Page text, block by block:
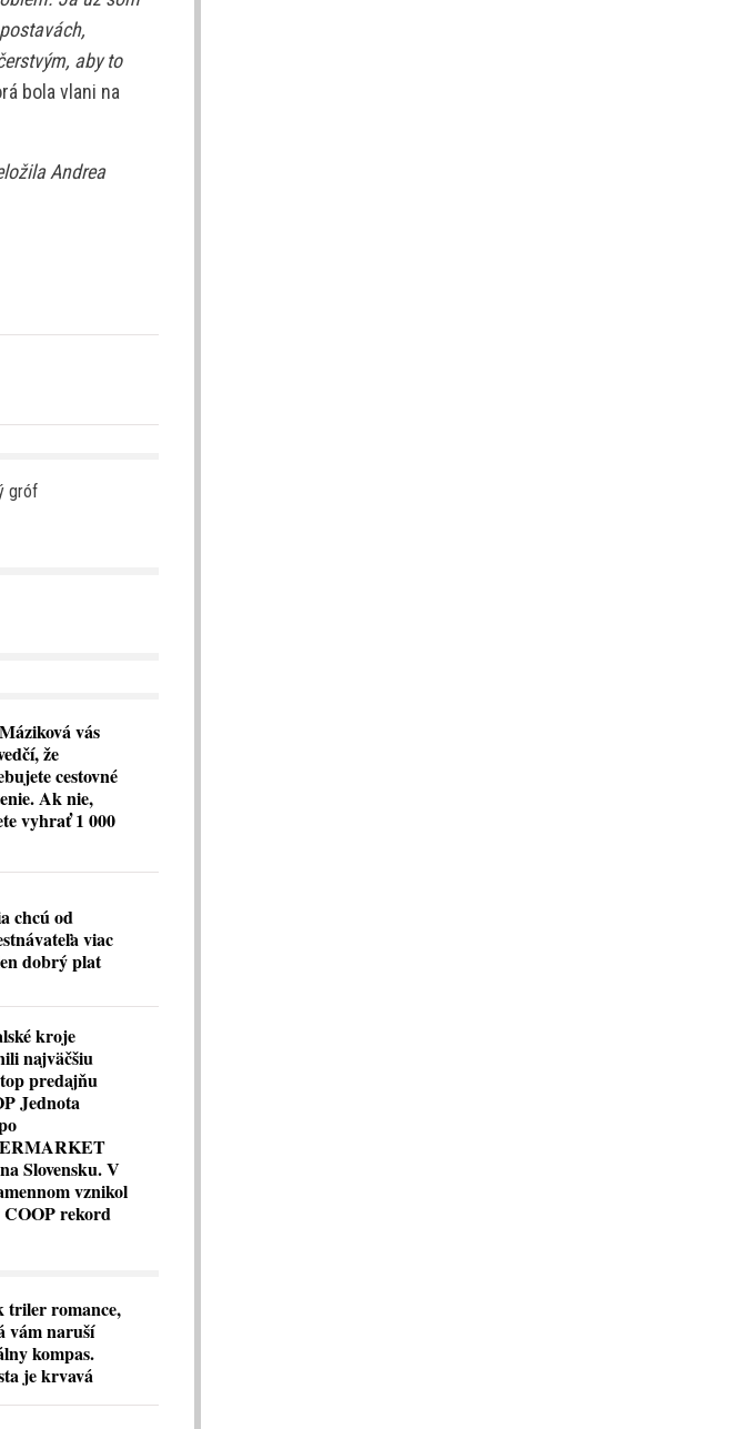
aby to
bola vlani na
Andrea
gróf
vás
že
cestovné
Ak nie,
vyhrať 1 000
chcú od
viac
dobrý plat
kroje
najväčšiu
predajňu
Jednota
Slovensku. V
vznikol
rekord
triler romance,
vám naruší
kompas.
je krvavá